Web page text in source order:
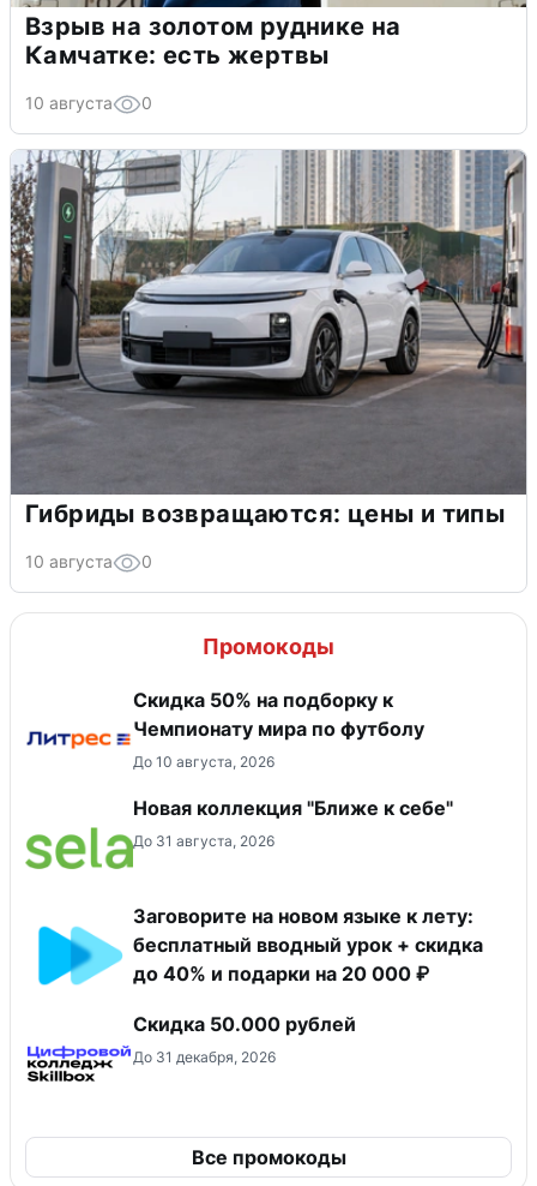
Взрыв на золотом руднике на
Камчатке: есть жертвы
10 августа 0
Гибриды возвращаются: цены и типы
10 августа 0
Промокоды
Скидка 50% на подборку к
Чемпионату мира по футболу
До 10 августа, 2026
Новая коллекция "Ближе к себе"
До 31 августа, 2026
Заговорите на новом языке к лету:
бесплатный вводный урок + скидка
до 40% и подарки на 20 000 ₽
Скидка 50.000 рублей
До 31 декабря, 2026
Все промокоды